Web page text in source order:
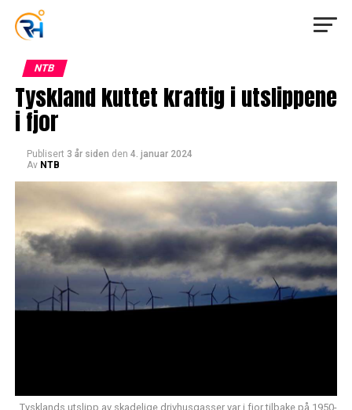
NTB
Tyskland kuttet kraftig i utslippene
i fjor
Publisert 3 år siden den 4. januar 2024
Av NTB
Tysklands utslipp av skadelige drivhusgasser var i fjor tilbake på 1950-